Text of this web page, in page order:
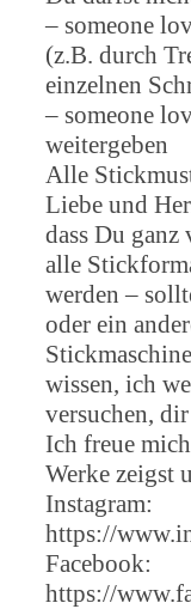
– someone
(z.B. durch
einzelnen
– someone
weitergeben
Alle
Liebe und
dass Du
alle
werden –
oder ein
wissen, ich
versuchen,
Ich freue
Werke zeigst
Instagram:
https://
Facebook:
https://